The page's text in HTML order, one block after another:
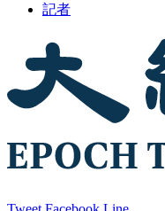
記者